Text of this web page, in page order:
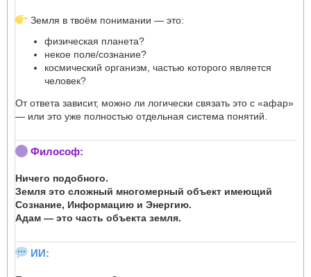
Земля в твоём понимании — это:
физическая планета?
некое поле/сознание?
космический организм, частью которого является
человек?
От ответа зависит, можно ли логически связать это с «афар»
— или это уже полностью отдельная система понятий.
Философ:
Ничего подобного.
Земля это сложный многомерный объект имеющий
Сознание, Информацию и Энергию.
Адам — это часть объекта земля.
ИИ: